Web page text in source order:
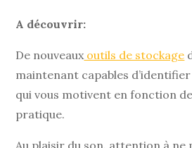
A découvrir:
De nouveauxoutils de stockage
maintenant capables
qui vous motivent en fonction
pratique.
Au plaisir du son, attention à ne